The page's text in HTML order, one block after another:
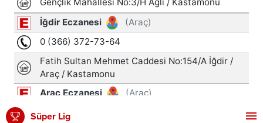
Süper Lig